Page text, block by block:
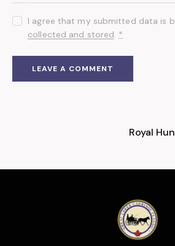
I agree that my submitted data is
collected and stored *
Royal